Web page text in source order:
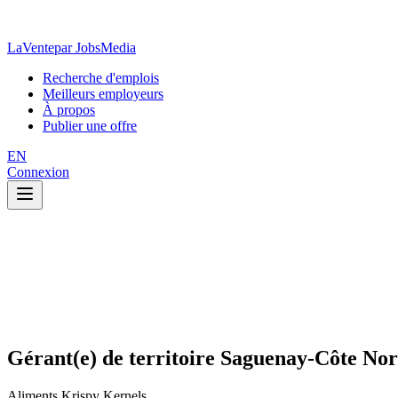
LaVentepar JobsMedia
Recherche d'emplois
Meilleurs employeurs
À propos
Publier une offre
EN
Connexion
Gérant(e) de territoire Saguenay-Côte